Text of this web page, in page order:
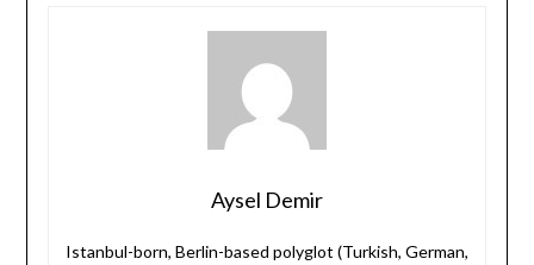
Aysel Demir
Istanbul-born, Berlin-based polyglot (Turkish, German,